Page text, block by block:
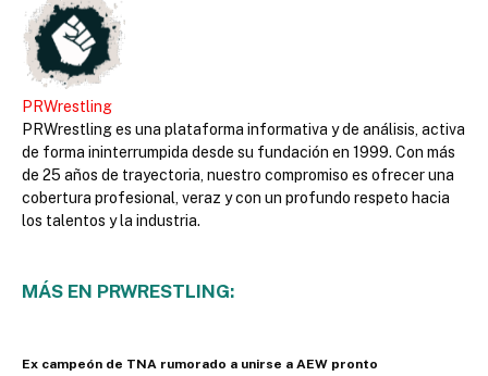
PRWrestling
PRWrestling es una plataforma informativa y de análisis, activa
de forma ininterrumpida desde su fundación en 1999. Con más
de 25 años de trayectoria, nuestro compromiso es ofrecer una
cobertura profesional, veraz y con un profundo respeto hacia
los talentos y la industria.
MÁS EN PRWRESTLING:
Ex campeón de TNA rumorado a unirse a AEW pronto